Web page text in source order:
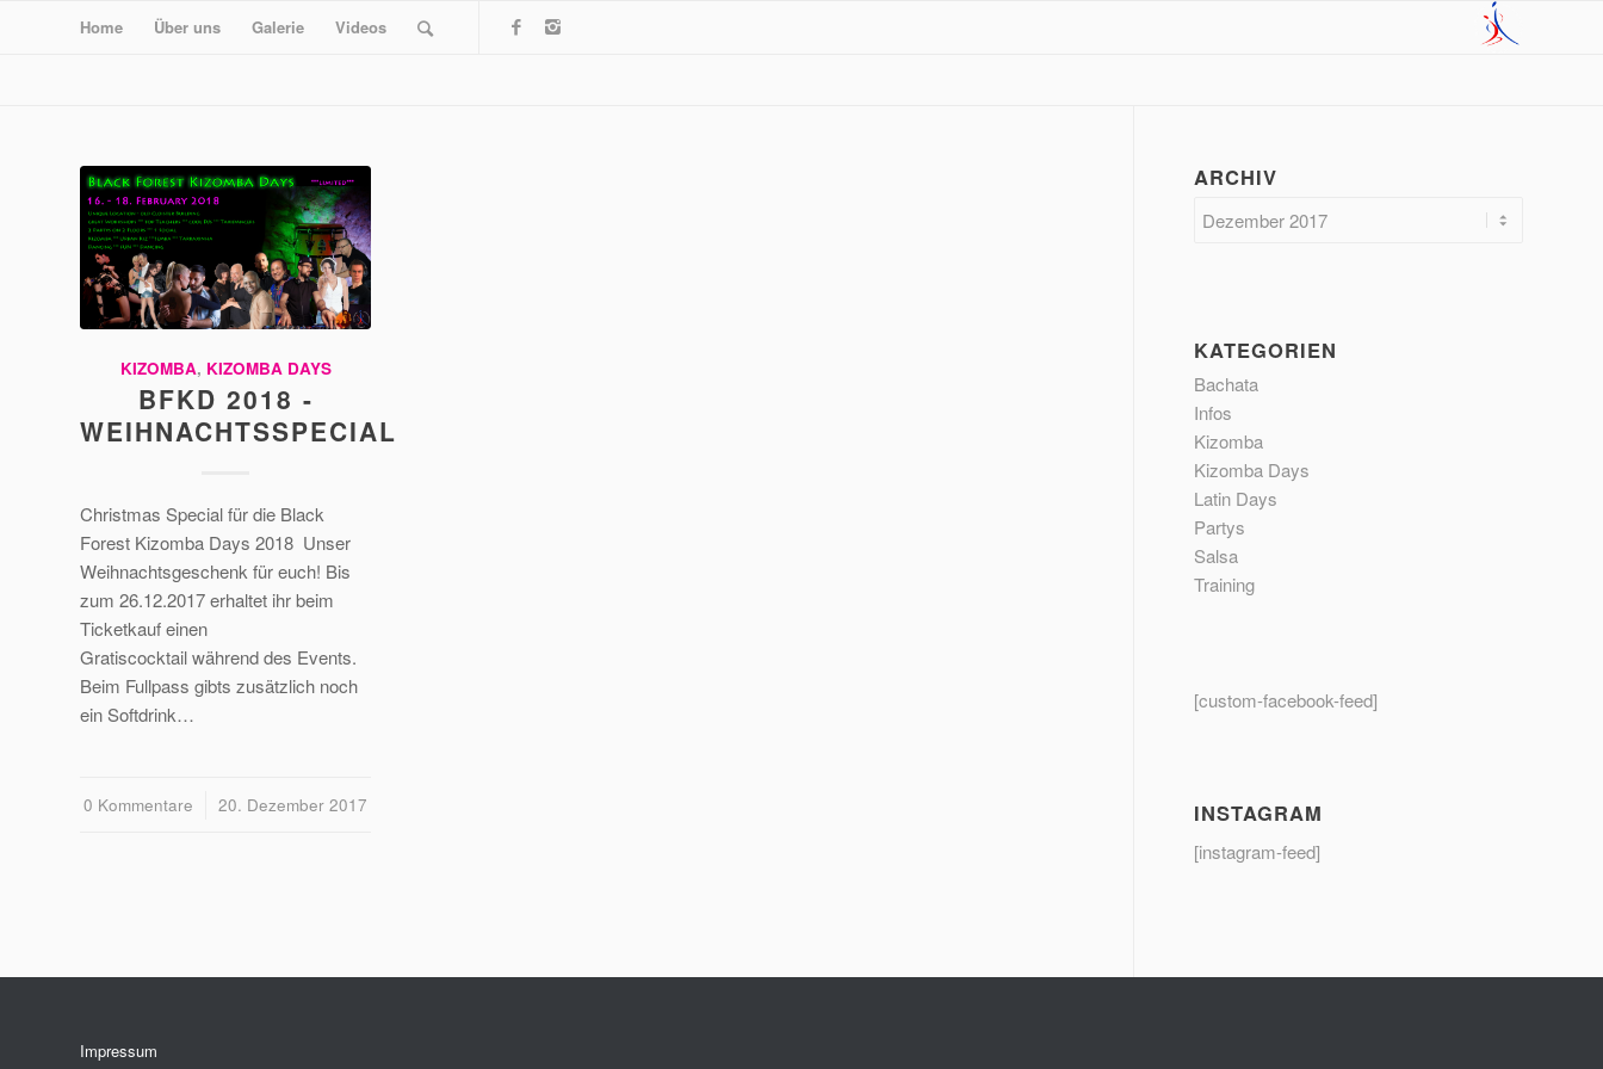
Home Über uns Galerie Videos
KIZOMBA, KIZOMBA DAYS
BFKD 2018 -
WEIHNACHTSSPECIAL
Christmas Special für die Black
Forest Kizomba Days 2018 Unser
Weihnachtsgeschenk für euch! Bis
zum 26.12.2017 erhaltet ihr beim
Ticketkauf einen
Gratiscocktail während des Events.
Beim Fullpass gibts zusätzlich noch
ein Softdrink…
0 Kommentare
/ 20. Dezember 2017
ARCHIV
KATEGORIEN
Bachata
Infos
Kizomba
Kizomba Days
Latin Days
Partys
Salsa
Training
[custom-facebook-feed]
INSTAGRAM
[instagram-feed]
Impressum